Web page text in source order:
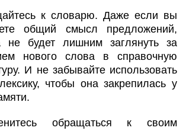
к словарю. Даже если вы
общий смысл предложений,
не будет лишним заглянуть за
нового слова в справочную
И не забывайте использовать
чтобы она закрепилась у
обращаться к своим